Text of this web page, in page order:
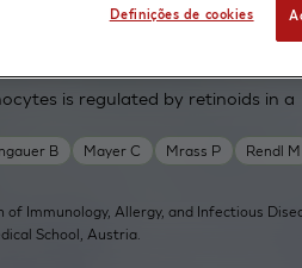
B Mayer C Mrass P
Rendl M
is regulated by retinoids in a
of Immunology, Allergy, and Infectious
School, Austria.
Definições de cookies